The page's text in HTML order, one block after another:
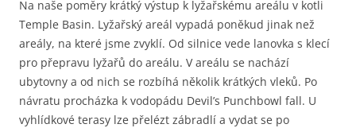
Na naše poměry krátký výstup k lyžařskému areálu v kotli
Temple Basin. Lyžařský areál vypadá poněkud jinak než
areály, na které jsme zvyklí. Od silnice vede lanovka s klecí
pro přepravu lyžařů do areálu. V areálu se nachází
ubytovny a od nich se rozbíhá několik krátkých vleků. Po
návratu procházka k vodopádu Devil’s Punchbowl fall. U
vyhlídkové terasy lze přelézt zábradlí a vydat se po